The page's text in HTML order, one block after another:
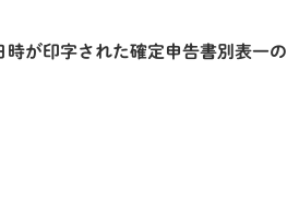
時が印字された確定申告書別表一の